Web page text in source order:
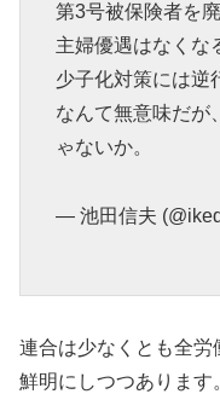
第3号被保険者を
主婦優遇はなくな
少子化対策には逆
なんて無意味だが
ゃないか。
— 池田信夫
連合は少なくとも全
鮮明にしつつあります